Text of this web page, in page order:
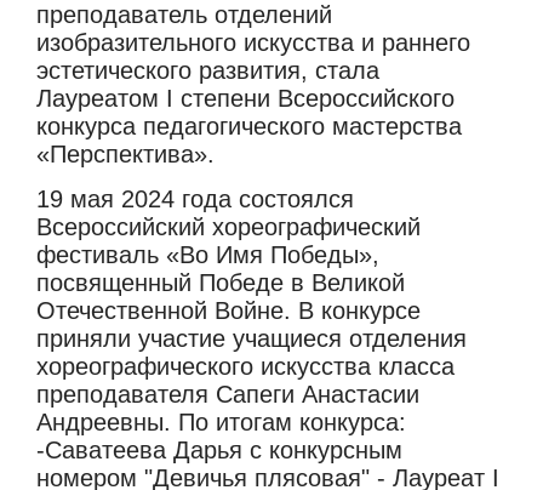
преподаватель отделений
изобразительного искусства и раннего
эстетического развития, стала
Лауреатом I степени Всероссийского
конкурса педагогического мастерства
«Перспектива».
19 мая 2024 года состоялся
Всероссийский хореографический
фестиваль «Во Имя Победы»,
посвященный Победе в Великой
Отечественной Войне. В конкурсе
приняли участие учащиеся отделения
хореографического искусства класса
преподавателя Сапеги Анастасии
Андреевны. По итогам конкурса:
-Саватеева Дарья с конкурсным
номером "Девичья плясовая" - Лауреат I